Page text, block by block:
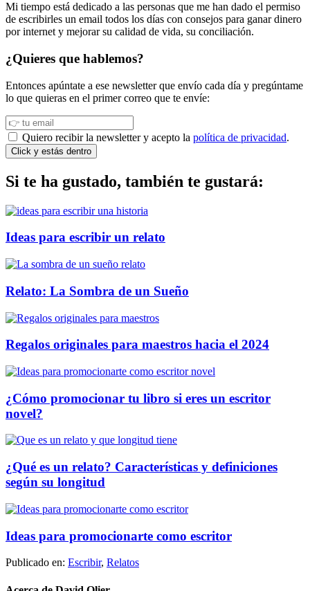
Mi tiempo está dedicado a las personas que me han dado el permiso
de escribirles un email todos los días con consejos para ganar dinero
por internet y mejorar su calidad de vida, su conciliación.
¿Quieres que hablemos?
Entonces apúntate a ese newsletter que envío cada día y pregúntame
lo que quieras en el primer correo que te envíe:
Quiero recibir la newsletter y acepto la política de privacidad.
Click y estás dentro
Si te ha gustado, también te gustará:
Ideas para escribir un relato
Relato: La Sombra de un Sueño
Regalos originales para maestros hacia el 2024
¿Cómo promocionar tu libro si eres un escritor
novel?
¿Qué es un relato? Características y definiciones
según su longitud
Ideas para promocionarte como escritor
Publicado en: Escribir, Relatos